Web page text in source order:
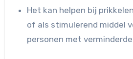
Het kan helpen bij prikkelende darmklachten
of als stimulerend middel
personen met